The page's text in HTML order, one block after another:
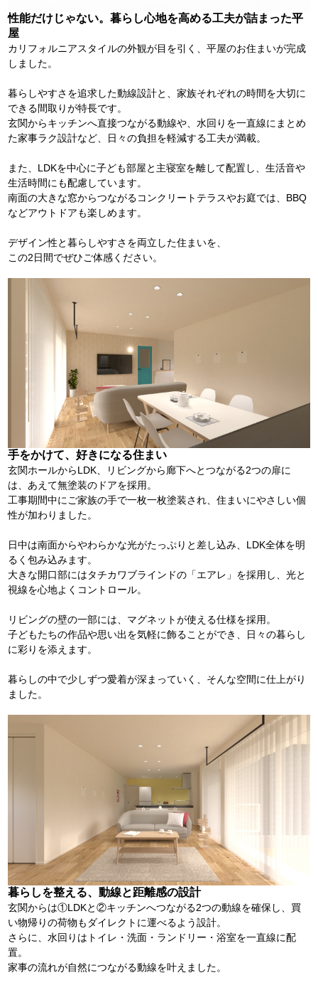
性能だけじゃない。暮らし心地を高める工夫が詰まった平
屋
カリフォルニアスタイルの外観が目を引く、平屋のお住まいが完成
しました。
暮らしやすさを追求した動線設計と、家族それぞれの時間を大切に
できる間取りが特長です。
玄関からキッチンへ直接つながる動線や、水回りを一直線にまとめ
た家事ラク設計など、日々の負担を軽減する工夫が満載。
また、LDKを中心に子ども部屋と主寝室を離して配置し、生活音や
生活時間にも配慮しています。
南面の大きな窓からつながるコンクリートテラスやお庭では、BBQ
などアウトドアも楽しめます。
デザイン性と暮らしやすさを両立した住まいを、
この2日間でぜひご体感ください。
手をかけて、好きになる住まい
玄関ホールからLDK、リビングから廊下へとつながる2つの扉に
は、あえて無塗装のドアを採用。
工事期間中にご家族の手で一枚一枚塗装され、住まいにやさしい個
性が加わりました。
日中は南面からやわらかな光がたっぷりと差し込み、LDK全体を明
るく包み込みます。
大きな開口部にはタチカワブラインドの「エアレ」を採用し、光と
視線を心地よくコントロール。
リビングの壁の一部には、マグネットが使える仕様を採用。
子どもたちの作品や思い出を気軽に飾ることができ、日々の暮らし
に彩りを添えます。
暮らしの中で少しずつ愛着が深まっていく、そんな空間に仕上がり
ました。
暮らしを整える、動線と距離感の設計
玄関からは①LDKと②キッチンへつながる2つの動線を確保し、買
い物帰りの荷物もダイレクトに運べるよう設計。
さらに、水回りはトイレ・洗面・ランドリー・浴室を一直線に配
置。
家事の流れが自然につながる動線を叶えました。